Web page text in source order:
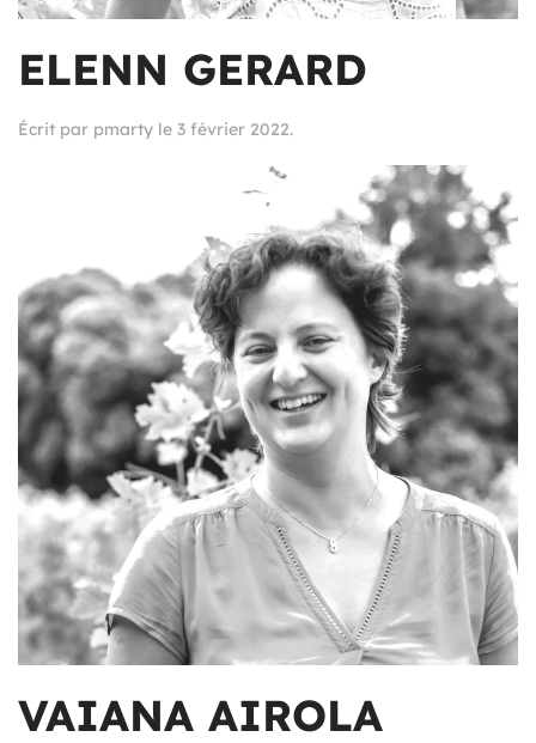
ELENN GERARD
Écrit par pmarty le 3 février 2022.
VAIANA AIROLA